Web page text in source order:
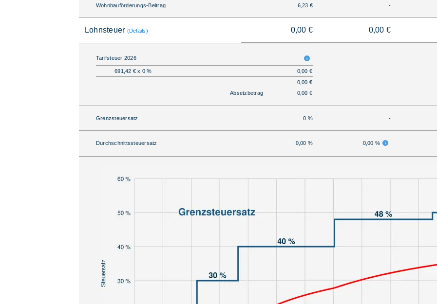
Wohnbauförderungs-Beitrag 6,23 € -
Lohnsteuer (Details) 0,00 € 0,00 €
Tarifsteuer 2026
691,42 € x 0 %
0,00 €
0,00 €
Absetzbetrag
0,00 €
Grenzsteuersatz 0 % -
Durchschnittssteuersatz 0,00 % 0,00 %